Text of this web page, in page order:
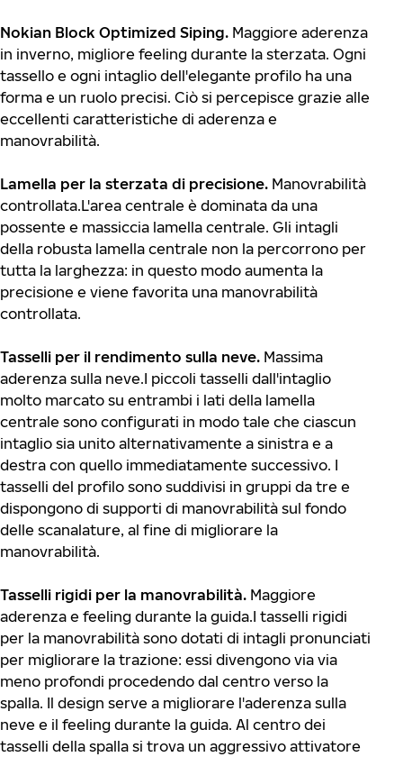
Nokian Block Optimized Siping. Maggiore aderenza
in inverno, migliore feeling durante la sterzata. Ogni
tassello e ogni intaglio dell'elegante profilo ha una
forma e un ruolo precisi. Ciò si percepisce grazie alle
eccellenti caratteristiche di aderenza e
manovrabilità.
Lamella per la sterzata di precisione. Manovrabilità
controllata.L'area centrale è dominata da una
possente e massiccia lamella centrale. Gli intagli
della robusta lamella centrale non la percorrono per
tutta la larghezza: in questo modo aumenta la
precisione e viene favorita una manovrabilità
controllata.
Tasselli per il rendimento sulla neve. Massima
aderenza sulla neve.I piccoli tasselli dall'intaglio
molto marcato su entrambi i lati della lamella
centrale sono configurati in modo tale che ciascun
intaglio sia unito alternativamente a sinistra e a
destra con quello immediatamente successivo. I
tasselli del profilo sono suddivisi in gruppi da tre e
dispongono di supporti di manovrabilità sul fondo
delle scanalature, al fine di migliorare la
manovrabilità.
Tasselli rigidi per la manovrabilità. Maggiore
aderenza e feeling durante la guida.I tasselli rigidi
per la manovrabilità sono dotati di intagli pronunciati
per migliorare la trazione: essi divengono via via
meno profondi procedendo dal centro verso la
spalla. Il design serve a migliorare l'aderenza sulla
neve e il feeling durante la guida. Al centro dei
tasselli della spalla si trova un aggressivo attivatore